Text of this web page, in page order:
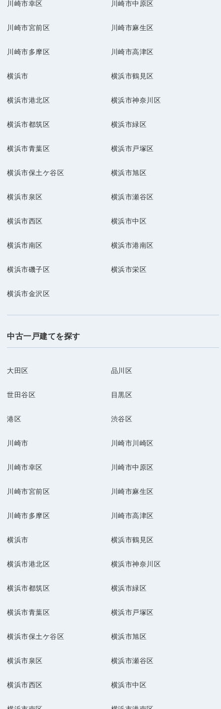
川崎市幸区 川崎市中原区
川崎市宮前区 川崎市麻生区
川崎市多摩区 川崎市高津区
横浜市 横浜市鶴見区
横浜市港北区 横浜市神奈川区
横浜市都筑区 横浜市緑区
横浜市青葉区 横浜市戸塚区
横浜市保土ケ谷区 横浜市旭区
横浜市泉区 横浜市瀬谷区
横浜市西区 横浜市中区
横浜市南区 横浜市港南区
横浜市磯子区 横浜市栄区
横浜市金沢区
中古一戸建てを探す
大田区 品川区
世田谷区 目黒区
港区 渋谷区
川崎市 川崎市川崎区
川崎市幸区 川崎市中原区
川崎市宮前区 川崎市麻生区
川崎市多摩区 川崎市高津区
横浜市 横浜市鶴見区
横浜市港北区 横浜市神奈川区
横浜市都筑区 横浜市緑区
横浜市青葉区 横浜市戸塚区
横浜市保土ケ谷区 横浜市旭区
横浜市泉区 横浜市瀬谷区
横浜市西区 横浜市中区